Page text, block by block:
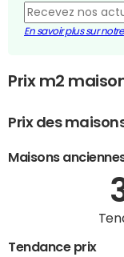
En savoir plus sur
Prix m2
Prix des
Maisons
Tendance prix